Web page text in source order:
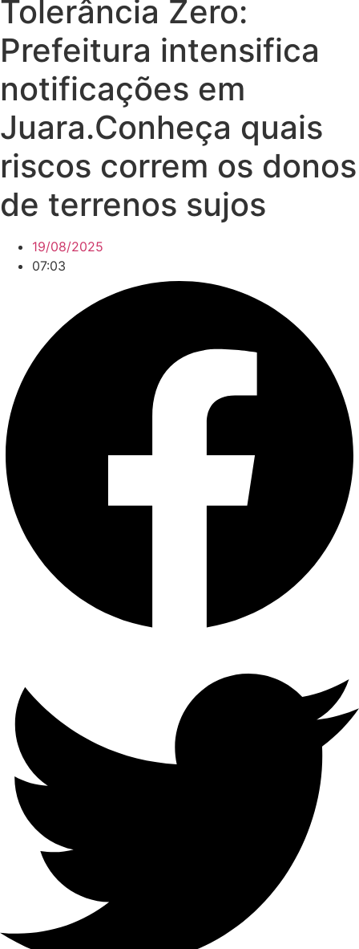
Tolerância Zero:
Prefeitura intensifica
notificações em
Juara.Conheça quais
riscos correm os donos
de terrenos sujos
19/08/2025
07:03